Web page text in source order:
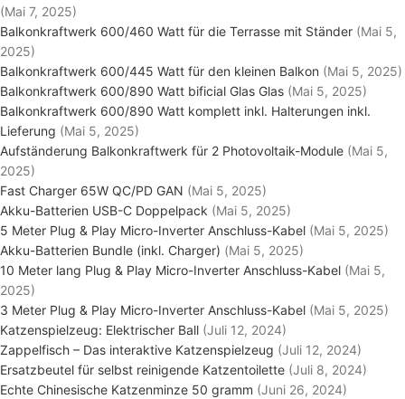
(Mai 7, 2025)
Balkonkraftwerk 600/460 Watt für die Terrasse mit Ständer (Mai 5,
2025)
Balkonkraftwerk 600/445 Watt für den kleinen Balkon (Mai 5, 2025)
Balkonkraftwerk 600/890 Watt bificial Glas Glas (Mai 5, 2025)
Balkonkraftwerk 600/890 Watt komplett inkl. Halterungen inkl.
Lieferung (Mai 5, 2025)
Aufständerung Balkonkraftwerk für 2 Photovoltaik-Module (Mai 5,
2025)
Fast Charger 65W QC/PD GAN (Mai 5, 2025)
Akku-Batterien USB-C Doppelpack (Mai 5, 2025)
5 Meter Plug & Play Micro-Inverter Anschluss-Kabel (Mai 5, 2025)
Akku-Batterien Bundle (inkl. Charger) (Mai 5, 2025)
10 Meter lang Plug & Play Micro-Inverter Anschluss-Kabel (Mai 5,
2025)
3 Meter Plug & Play Micro-Inverter Anschluss-Kabel (Mai 5, 2025)
Katzenspielzeug: Elektrischer Ball (Juli 12, 2024)
Zappelfisch – Das interaktive Katzenspielzeug (Juli 12, 2024)
Ersatzbeutel für selbst reinigende Katzentoilette (Juli 8, 2024)
Echte Chinesische Katzenminze 50 gramm (Juni 26, 2024)